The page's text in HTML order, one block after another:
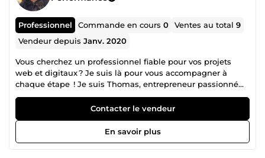
Professionnel Commande en cours0 Ventes au total9
Vendeur depuisJanv. 2020
Vous cherchez un professionnel fiable pour vos projets
web et digitaux ? Je suis là pour vous accompagner à
chaque étape ! Je suis Thomas, entrepreneur passionné
par le digital, spécialisé dans : La création de sites web
WordPress : des sites modernes, performants et
entièrement personnalisés pour répondre à vos besoins.
La conception de boutiques en ligne Shopify : démarrez ou
développez votre activité e-commerce avec une boutique
Contacter le vendeur
En savoir plus